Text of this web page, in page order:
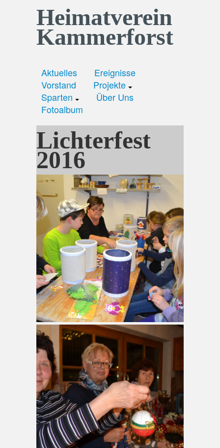
Heimatverein
Kammerforst
Aktuelles
Ereignisse
Vorstand
Projekte
Sparten
Über Uns
Fotoalbum
Lichterfest
2016